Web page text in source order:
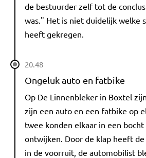
de bestuurder zelf tot de
was." Het is niet duidelijk welke
heeft gekregen.
20.48
Ongeluk auto en fatbike
Op De Linnenbleker in Boxtel
zijn een auto en een fatbike op
twee konden elkaar in een
ontwijken. Door de klap heeft
in de voorruit, de automobilist